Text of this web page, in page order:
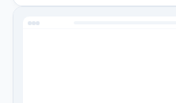
kullanıcıların duygusal
metaforu aracılığıyla